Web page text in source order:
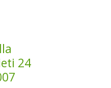
24